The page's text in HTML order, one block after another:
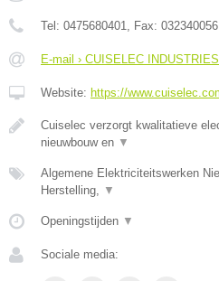
Tel: 0475680401 , Fax: 032340056
E-mail › CUISELEC
Website: https://
Cuiselec verzorgt kwalitatieve
nieuwbouw en ▼
Algemene Elektriciteitswerken
Herstelling,
▼
Openingstijden ▼
Sociale media: